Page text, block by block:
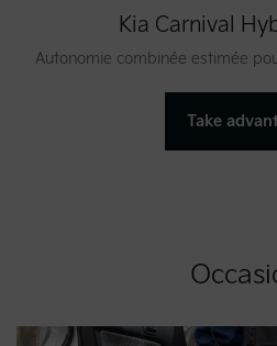
Kia Carnival
Autonomie combinée estimée
Take